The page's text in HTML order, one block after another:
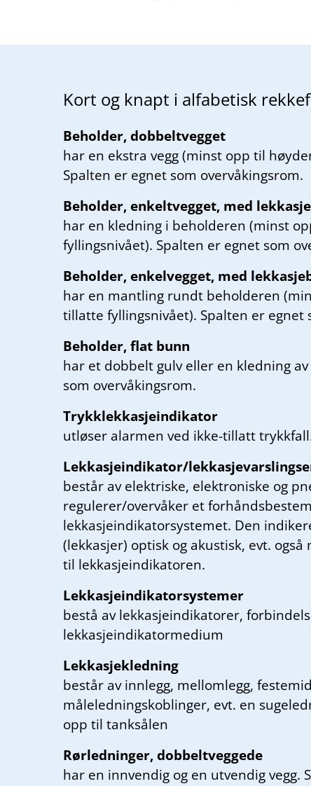
Kort og kna­pt i al­fa­be­tisk
Beholder, dobbeltvegget
har en ekstra vegg (minst opp til
Spalten er egnet som overvåkingsrom.
Beholder, enkeltvegget, med
har en kledning i beholderen (minst
fyllingsnivået). Spalten er egnet som
Beholder, enkelvegget, med
har en mantling rundt beholderen
tillatte fyllingsnivået). Spalten er egnet
Beholder, flat bunn
har et dobbelt gulv eller en kledning
som overvåkingsrom.
Trykklekkasjeindikator
utløser alarmen ved ikke-tillatt
Lekkasjeindikator/
består av elektriske, elektroniske og
regulerer/overvåker et
lekkasjeindikatorsystemet. Den
(lekkasjer) optisk og akustisk, evt.
til lekkasjeindikatoren.
Lekkasjeindikatorsystemer
bestå av lekkasjeindikatorer,
lekkasjeindikatormedium
Lekkasjekledning
består av innlegg, mellomlegg,
måleledningskoblinger, evt. en
opp til tanksålen
Rørledninger, dobbeltveggede
har en innvendig og en utvendig vegg.